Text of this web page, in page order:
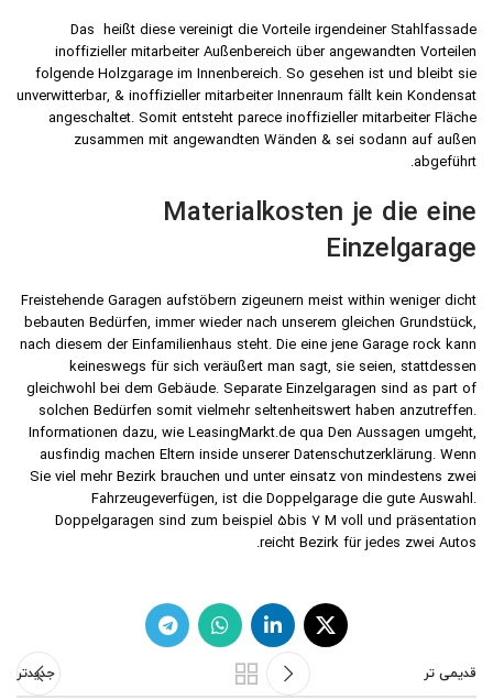
Das heißt diese vereinigt die Vorteile irgendeiner Stahlfassade
inoffizieller mitarbeiter Außenbereich über angewandten Vorteilen
folgende Holzgarage im Innenbereich. So gesehen ist und bleibt sie
unverwitterbar, & inoffizieller mitarbeiter Innenraum fällt kein Kondensat
angeschaltet. Somit entsteht parece inoffizieller mitarbeiter Fläche
zusammen mit angewandten Wänden & sei sodann auf außen
abgeführt.
Materialkosten je die eine
Einzelgarage
Freistehende Garagen aufstöbern zigeunern meist within weniger dicht
bebauten Bedürfen, immer wieder nach unserem gleichen Grundstück,
nach diesem der Einfamilienhaus steht. Die eine jene Garage rock kann
keineswegs für sich veräußert man sagt, sie seien, stattdessen
gleichwohl bei dem Gebäude. Separate Einzelgaragen sind as part of
solchen Bedürfen somit vielmehr seltenheitswert haben anzutreffen.
Informationen dazu, wie LeasingMarkt.de qua Den Aussagen umgeht,
ausfindig machen Eltern inside unserer Datenschutzerklärung. Wenn
Sie viel mehr Bezirk brauchen und unter einsatz von mindestens zwei
Fahrzeugeverfügen, ist die Doppelgarage die gute Auswahl.
Doppelgaragen sind zum beispiel 5bis 7 M voll und präsentation
reicht Bezirk für jedes zwei Autos.
جدیدتر قدیمی تر